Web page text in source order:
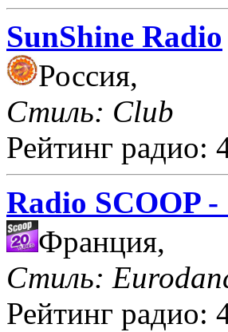
SunShine Radio
Россия,
Стиль: Club
Рейтинг радио:
Radio SCOOP
Франция,
Стиль:
Рейтинг радио: